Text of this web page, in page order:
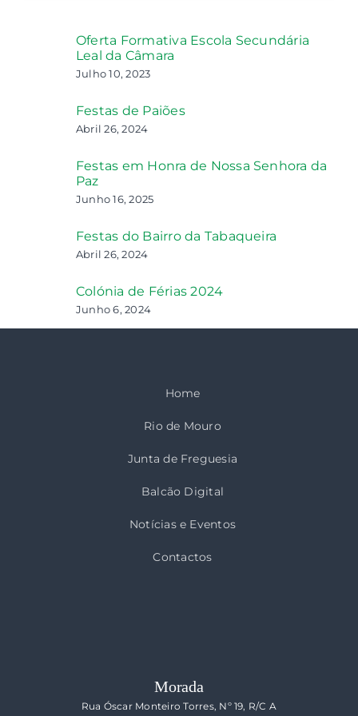
Oferta Formativa Escola Secundária
Leal da Câmara
Julho 10, 2023
Festas de Paiões
Abril 26, 2024
Festas em Honra de Nossa Senhora da
Paz
Junho 16, 2025
Festas do Bairro da Tabaqueira
Abril 26, 2024
Colónia de Férias 2024
Junho 6, 2024
Home
Rio de Mouro
Junta de Freguesia
Balcão Digital
Notícias e Eventos
Contactos
Morada
Rua Óscar Monteiro Torres, Nº 19, R/C A